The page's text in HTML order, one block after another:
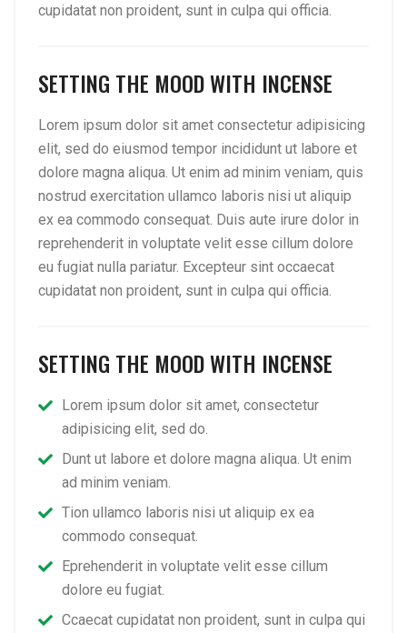
cupidatat non proident, sunt in culpa qui officia.
SETTING THE MOOD WITH INCENSE
Lorem ipsum dolor sit amet consectetur adipisicing
elit, sed do eiusmod tempor incididunt ut labore et
dolore magna aliqua. Ut enim ad minim veniam, quis
nostrud exercitation ullamco laboris nisi ut aliquip
ex ea commodo consequat. Duis aute irure dolor in
reprehenderit in voluptate velit esse cillum dolore
eu fugiat nulla pariatur. Excepteur sint occaecat
cupidatat non proident, sunt in culpa qui officia.
SETTING THE MOOD WITH INCENSE
Lorem ipsum dolor sit amet, consectetur
adipisicing elit, sed do.
Dunt ut labore et dolore magna aliqua. Ut enim
ad minim veniam.
Tion ullamco laboris nisi ut aliquip ex ea
commodo consequat.
Eprehenderit in voluptate velit esse cillum
dolore eu fugiat.
Ccaecat cupidatat non proident, sunt in culpa qui